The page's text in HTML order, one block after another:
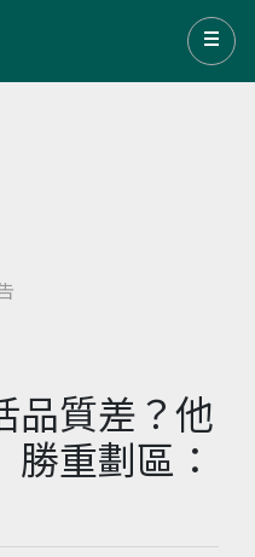
品質差？他
重劃區：